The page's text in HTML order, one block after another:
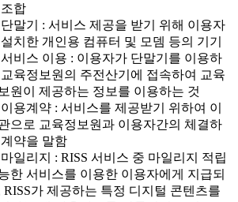
합
말기 : 서비스 제공을 받기 위해 이용자
치한 개인용 컴퓨터 및 모뎀 등의 기기
비스 이용 : 이용자가 단말기를 이용하
육정보원의 주전산기에 접속하여 교육
원이 제공하는 정보를 이용하는 것
용계약 : 서비스를 제공받기 위하여 이
으로 교육정보원과 이용자간의 체결하
약을 말함
일리지 : RISS 서비스 중 마일리지 적립
한 서비스를 이용한 이용자에게 지급되
RISS가 제공하는 특정 디지털 콘텐츠를